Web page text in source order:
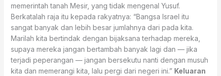
memerintah tanah Mesir, yang tidak mengenal Yusuf.
Berkatalah raja itu kepada rakyatnya: “Bangsa Israel itu
sangat banyak dan lebih besar jumlahnya dari pada kita.
Marilah kita bertindak dengan bijaksana terhadap mereka,
supaya mereka jangan bertambah banyak lagi dan — jika
terjadi peperangan — jangan bersekutu nanti dengan musuh
kita dan memerangi kita, lalu pergi dari negeri ini.” Keluaran